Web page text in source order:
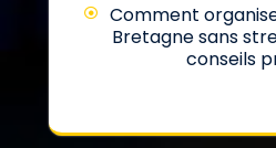
Comment
Bretagne sans
conseils